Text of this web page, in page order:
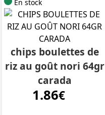
En stock
chips boulettes de
riz au goût nori 64gr
carada
1.86€